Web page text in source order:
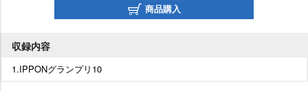
商品購入
収録内容
1.IPPONグランプリ10